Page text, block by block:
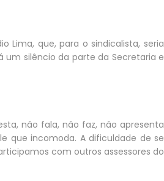
Lima, que, para o sindicalista, seria
um silêncio da parte da Secretaria e
não fala, não faz, não apresenta
que incomoda. A dificuldade de se
com outros assessores do